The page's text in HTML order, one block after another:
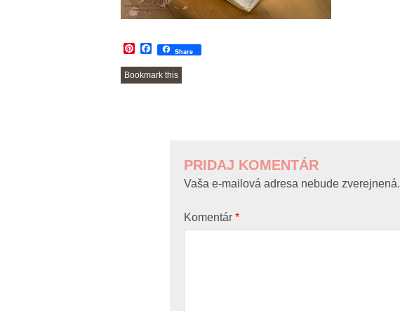
Pinterest
Facebook
Share
Bookmark this
PRIDAJ KOMENTÁR
Vaša e-mailová adresa nebude zverejnená.
Komentár *